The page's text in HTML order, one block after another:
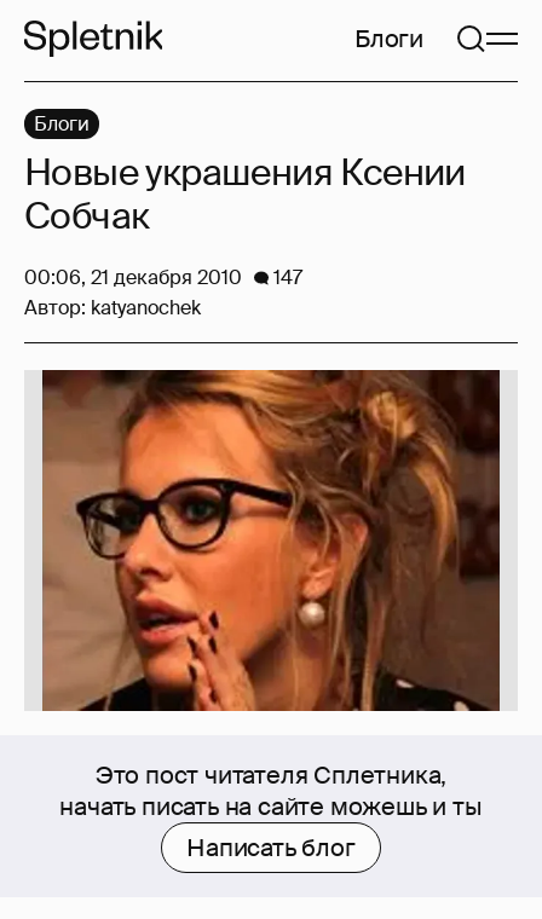
Блоги
Это пост читателя Сплетника,
начать писать на сайте можешь и ты
Написать блог
Блоги
Новые украшения Ксении
Собчак
00:06, 21 декабря 2010
147
Автор: katyanochek